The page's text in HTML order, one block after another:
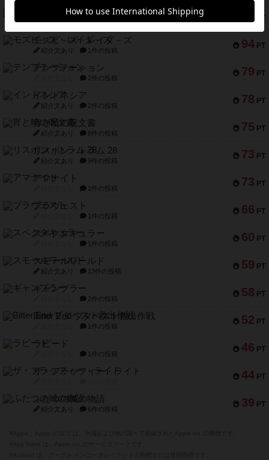
PT
ファースト・イン・フライト
紹介文あり 3件の投稿
94 PT
モズビ－ズ・レイダ－ズ
紹介文あり 1件の投稿
79 PT
テンプテーション
2件の投稿
78 PT
インドネシア
紹介文あり 2件の投稿
75 PT
宵と暁の呪文書
紹介文あり 8件の投稿
73 PT
リスボン・トラム 28
紹介文あり 9件の投稿
73 PT
アマナイト
1件の投稿
66 PT
ブラヴェスト
1件の投稿
60 PT
スペクタキュラー
1件の投稿
59 PT
スモールワールド
紹介文あり 13件の投稿
58 PT
ギャンブラー
2件の投稿
52 PT
Bitter End ブタペスト救出作戦
1件の投稿
46 PT
ラピード
1件の投稿
44 PT
ザ・フラッフィー・ライト
39 PT
ふたつの城の物語
紹介文あり 6件の投稿